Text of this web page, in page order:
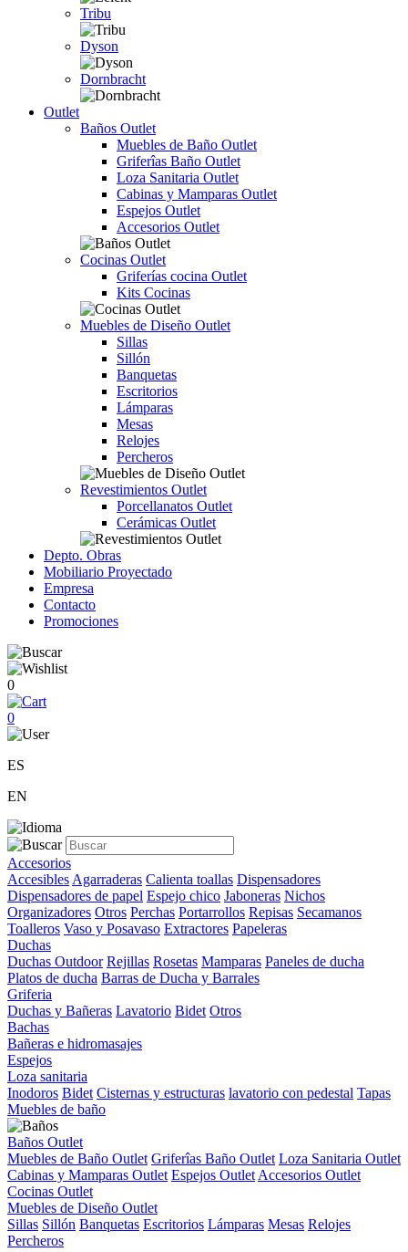
Tribu
Dyson
Dornbracht
Outlet
Baños Outlet
Muebles de Baño Outlet
Griferîas Baño Outlet
Loza Sanitaria Outlet
Cabinas y Mamparas Outlet
Espejos Outlet
Accesorios Outlet
Cocinas Outlet
Griferías cocina Outlet
Kits Cocinas
Muebles de Diseño Outlet
Sillas
Sillón
Banquetas
Escritorios
Lámparas
Mesas
Relojes
Percheros
Revestimientos Outlet
Porcellanatos Outlet
Cerámicas Outlet
Depto. Obras
Mobiliario Proyectado
Empresa
Contacto
Promociones
0
0
ES
EN
Accesorios
Accesibles Agarraderas Calienta toallas Dispensadores
Dispensadores de papel Espejo chico Jaboneras Nichos
Organizadores Otros Perchas Portarrollos Repisas Secamanos
Toalleros Vaso y Posavaso Extractores Papeleras
Duchas
Duchas Outdoor Rejillas Rosetas Mamparas Paneles de ducha
Platos de ducha Barras de Ducha y Barrales
Griferia
Duchas y Bañeras Lavatorio Bidet Otros
Bachas
Bañeras e hidromasajes
Espejos
Loza sanitaria
Inodoros Bidet Cisternas y estructuras lavatorio con pedestal Tapas
Muebles de baño
Baños Outlet
Muebles de Baño Outlet Griferîas Baño Outlet Loza Sanitaria Outlet
Cabinas y Mamparas Outlet Espejos Outlet Accesorios Outlet
Cocinas Outlet
Muebles de Diseño Outlet
Sillas Sillón Banquetas Escritorios Lámparas Mesas Relojes
Percheros